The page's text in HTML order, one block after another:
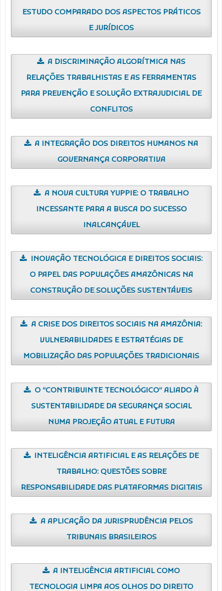
ESTUDO COMPARADO DOS ASPECTOS PRÁTICOS
E JURÍDICOS
A DISCRIMINAÇÃO ALGORÍTMICA NAS
RELAÇÕES TRABALHISTAS E AS FERRAMENTAS
PARA PREVENÇÃO E SOLUÇÃO EXTRAJUDICIAL DE
CONFLITOS
A INTEGRAÇÃO DOS DIREITOS HUMANOS NA
GOVERNANÇA CORPORATIVA
A NOVA CULTURA YUPPIE: O TRABALHO
INCESSANTE PARA A BUSCA DO SUCESSO
INALCANÇÁVEL
INOVAÇÃO TECNOLÓGICA E DIREITOS SOCIAIS:
O PAPEL DAS POPULAÇÕES AMAZÔNICAS NA
CONSTRUÇÃO DE SOLUÇÕES SUSTENTÁVEIS
A CRISE DOS DIREITOS SOCIAIS NA AMAZÔNIA:
VULNERABILIDADES E ESTRATÉGIAS DE
MOBILIZAÇÃO DAS POPULAÇÕES TRADICIONAIS
O “CONTRIBUINTE TECNOLÓGICO” ALIADO À
SUSTENTABILIDADE DA SEGURANÇA SOCIAL
NUMA PROJEÇÃO ATUAL E FUTURA
INTELIGÊNCIA ARTIFICIAL E AS RELAÇÕES DE
TRABALHO: QUESTÕES SOBRE
RESPONSABILIDADE DAS PLATAFORMAS DIGITAIS
A APLICAÇÃO DA JURISPRUDÊNCIA PELOS
TRIBUNAIS BRASILEIROS
A INTELIGÊNCIA ARTIFICIAL COMO
TECNOLOGIA LIMPA AOS OLHOS DO DIREITO